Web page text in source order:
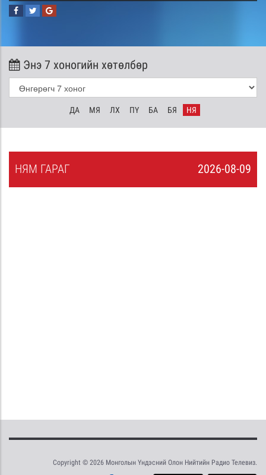
Энэ 7 хоногийн хөтөлбөр
ДА МЯ ЛХ ПҮ БА БЯ НЯ
2026-08-09
НЯМ ГАРАГ
Copyright © 2026 Монголын Үндэсний Олон Нийтийн Радио Телевиз.